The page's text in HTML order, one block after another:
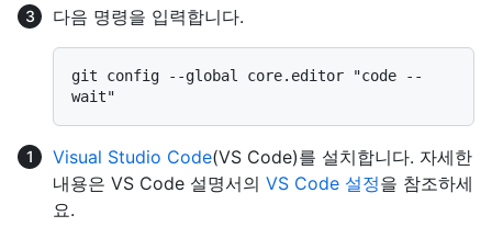
다음 명령을 입력합니다.
git config --global core.editor "code --
Visual Studio Code(VS Code)를 설치합니다. 자세한
내용은 VS Code 설명서의 VS Code 설정을 참조하세
요.